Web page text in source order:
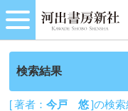
検索結果
[ 著者：今戸 悠]の検